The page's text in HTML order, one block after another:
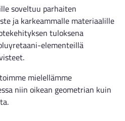
soveltuu parhaiten
ja karkeammalle materiaalille
tuloksena
elementeillä
mielellämme
niin oikean geometrian kuin